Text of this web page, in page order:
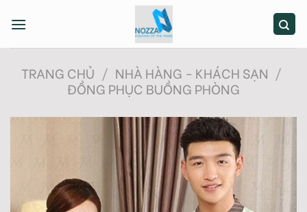
TRANG CHỦ / NHÀ HÀNG - KHÁCH SẠN /
ĐỒNG PHỤC BUỒNG PHÒNG